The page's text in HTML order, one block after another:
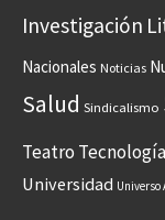
Investigación
Nacionales Noticias
Salud Sindicalismo
Teatro Tecnología
Universidad